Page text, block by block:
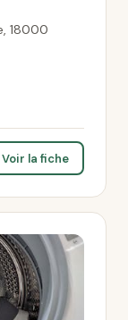
18000
Voir la fiche